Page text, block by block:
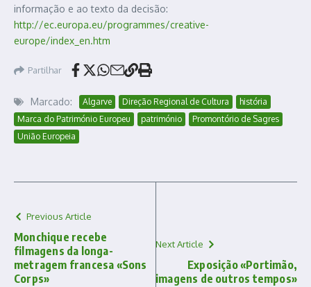
informação e ao texto da decisão:
http://ec.europa.eu/programmes/creative-
europe/index_en.htm
Partilhar
Marcado: Algarve Direção Regional de Cultura
história
Marca do Património Europeu
património
Promontório de Sagres
União Europeia
Previous Article
Monchique recebe
filmagens da longa-
metragem francesa «Sons
Corps»
Next Article
Exposição «Portimão,
imagens de outros tempos»